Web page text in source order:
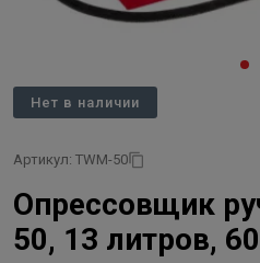
Нет в наличии
Артикул: TWM-50
Опрессовщик
50, 13 литров,